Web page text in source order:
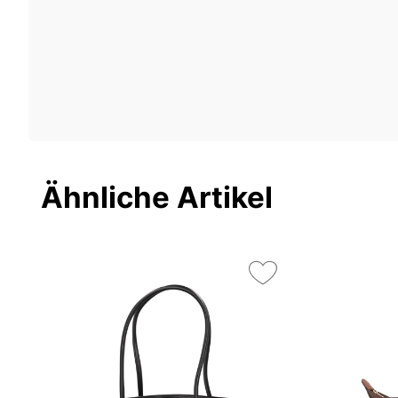
Ähnliche Artikel